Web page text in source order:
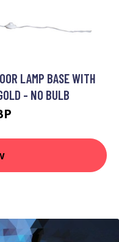
LAMP BASE WITH
- NO BULB